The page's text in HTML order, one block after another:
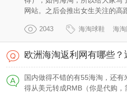
网站。之后会推出女生关注的高
2043 海淘球鞋 海
欧洲海淘返利网有哪些？
国内做得不错的有55海淘，还
得从美元转成RMB（你是代购